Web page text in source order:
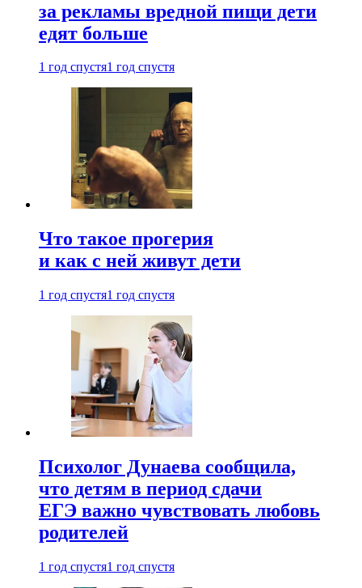
за рекламы вредной пищи дети
едят больше
1 год спустя1 год спустя
Что такое прогерия
и как с ней живут дети
1 год спустя1 год спустя
Психолог Дунаева сообщила,
что детям в период сдачи
ЕГЭ важно чувствовать любовь
родителей
1 год спустя1 год спустя